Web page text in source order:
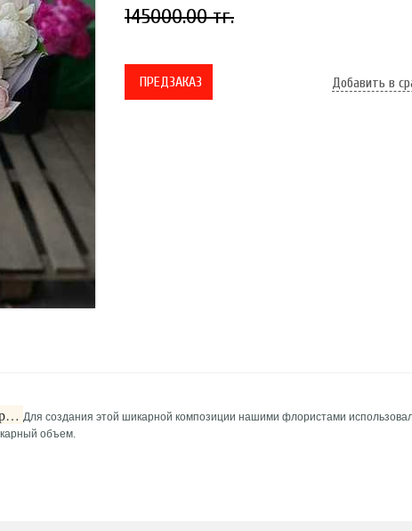
145000.00 тг.
ПРЕДЗАКАЗ Добавить в
Для создания этой шикарной композиции нашими флористами
объем.